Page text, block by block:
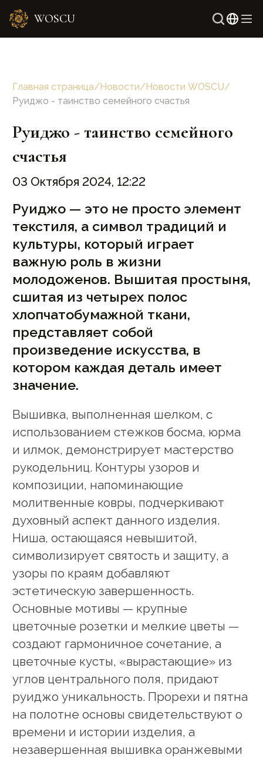
WOSCU
Главная страница/Новости/Новости WOSCU/
Руиджо - таинство семейного счастья
Руиджо - таинство семейного
счастья
03 Октября 2024, 12:22
Руиджо — это не просто элемент
текстиля, а символ традиций и
культуры, который играет
важную роль в жизни
молодоженов. Вышитая простыня,
сшитая из четырех полос
хлопчатобумажной ткани,
представляет собой
произведение искусства, в
котором каждая деталь имеет
значение.
Вышивка, выполненная шелком, с
использованием стежков босма, юрма
и илмок, демонстрирует мастерство
рукодельниц. Контуры узоров и
композиции, напоминающие
молитвенные ковры, подчеркивают
духовный аспект данного изделия.
Ниша, остающаяся невышитой,
символизирует святость и защиту, а
узоры по краям добавляют
эстетическую завершенность.
Основные мотивы — крупные
цветочные розетки и мелкие цветы —
создают гармоничное сочетание, а
цветочные кусты, «вырастающие» из
углов центрального поля, придают
руиджо уникальность. Прорехи и пятна
на полотне основы свидетельствуют о
времени и истории изделия, а
незавершенная вышивка оранжевыми